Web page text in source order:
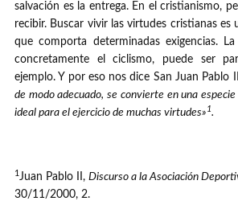
salvación es la entrega. En el cristianismo,
recibir. Buscar vivir las virtudes cristianas es
que comporta determinadas exigencias.
concretamente el ciclismo, puede ser
ejemplo. Y por eso nos dice San Juan Pablo
de modo adecuado, se convierte en una
ideal para el ejercicio de muchas virtudes» 1.
1 Juan Pablo II, Discurso a la Asociación
30/11/2000, 2.